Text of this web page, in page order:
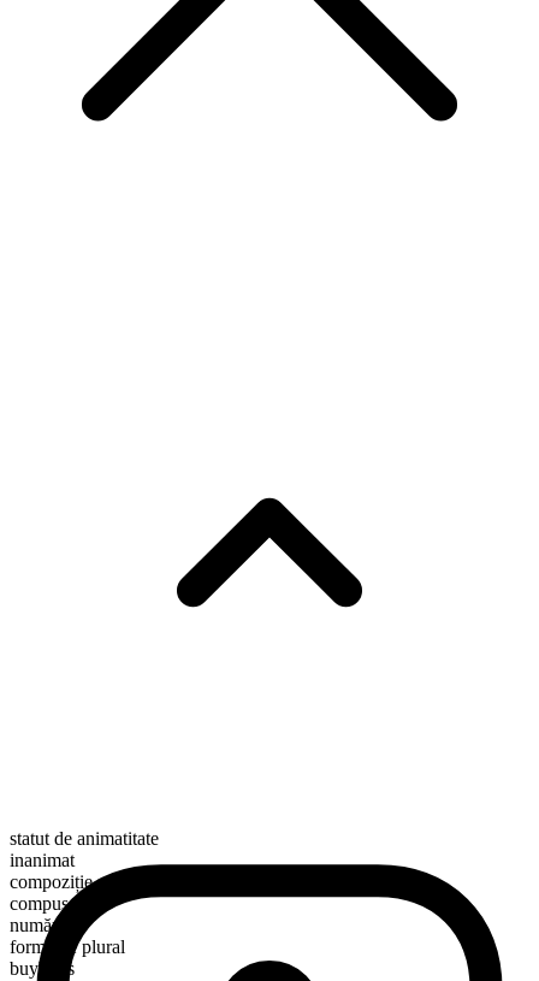
statut de animatitate
inanimat
compoziție morfologică
compus
numărabil
formă de plural
buybulls